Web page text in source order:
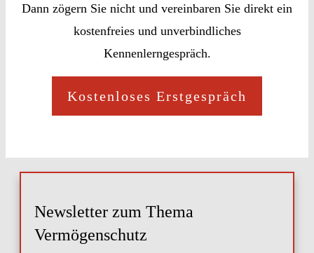
Dann zögern Sie nicht und vereinbaren Sie direkt ein
kostenfreies und unverbindliches
Kennenlerngespräch.
Kostenloses Erstgespräch
Newsletter zum Thema
Vermögenschutz